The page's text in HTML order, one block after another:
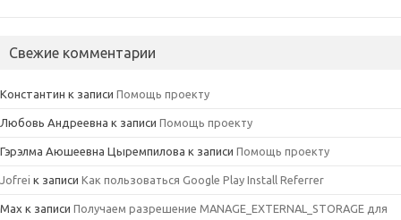
Свежие комментарии
Константин к записи Помощь проекту
Любовь Андреевна к записи Помощь проекту
Гэрэлма Аюшеевна Цыремпилова к записи Помощь проекту
Jofrei к записи Как пользоваться Google Play Install Referrer
Max к записи Получаем разрешение MANAGE_EXTERNAL_STORAGE для